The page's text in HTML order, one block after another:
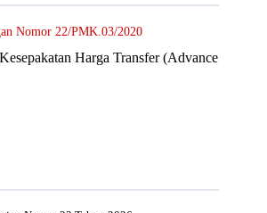
Nomor 22/PMK.03/2020
Harga Transfer (Advance